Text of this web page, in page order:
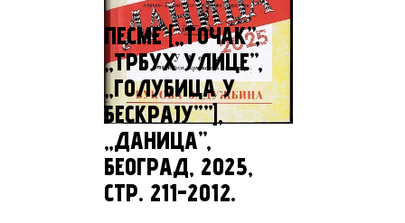
ПЕСМЕ [„TOЧАК”,
„ТРБУХ УЛИЦЕ”,
„ГОЛУБИЦА У
БЕСКРАЈУ””],
„ДАНИЦА”,
БЕОГРАД, 2025,
СТР. 211-2012.